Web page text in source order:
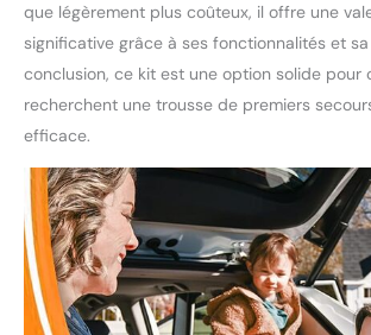
que légèrement plus coûteux, il offre une
significative grâce à ses fonctionnalités et
conclusion, ce kit est une option solide pour
recherchent une trousse de premiers
efficace.